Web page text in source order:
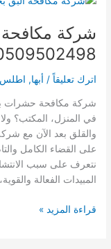
0509502498
شركة مكافحة
اترك تعليقاً / أبها, اطلس
شركة مكافحة حشرات
في المنزل، المكتب؟
والقلق بعد الآن مع
على القضاء الكامل
نتعرف على سبب
المبيدات الفعالة
شركة
قراءة المزيد »